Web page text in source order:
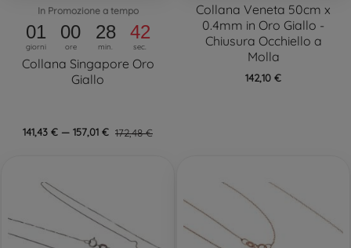
In Promozione a tempo
01
giorni
00
ore
28
min.
41
sec.
Collana Singapore Oro
Giallo
141,43 € — 157,01 € 172,48 €
Collana Veneta 50cm x
0.4mm in Oro Giallo -
Chiusura Occhiello a
Molla
142,10 €